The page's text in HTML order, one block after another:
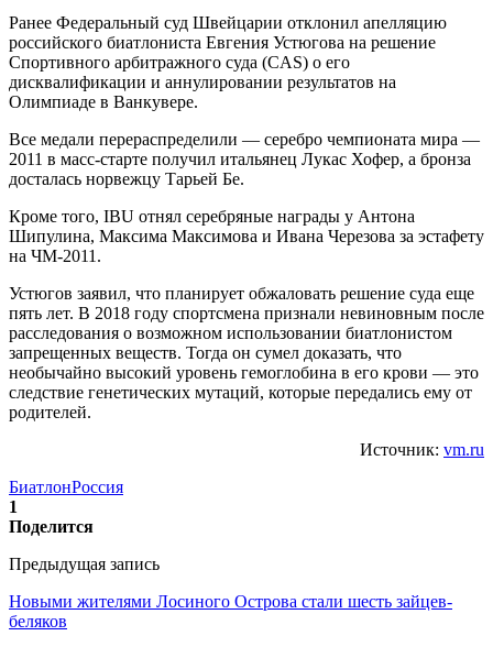
Ранее Федеральный суд Швейцарии отклонил апелляцию
российского биатлониста Евгения Устюгова на решение
Спортивного арбитражного суда (CAS) о его
дисквалификации и аннулировании результатов на
Олимпиаде в Ванкувере.
Все медали перераспределили — серебро чемпионата мира —
2011 в масс-старте получил итальянец Лукас Хофер, а бронза
досталась норвежцу Тарьей Бе.
Кроме того, IBU отнял серебряные награды у Антона
Шипулина, Максима Максимова и Ивана Черезова за эстафету
на ЧМ-2011.
Устюгов заявил, что планирует обжаловать решение суда еще
пять лет. В 2018 году спортсмена признали невиновным после
расследования о возможном использовании биатлонистом
запрещенных веществ. Тогда он сумел доказать, что
необычайно высокий уровень гемоглобина в его крови — это
следствие генетических мутаций, которые передались ему от
родителей.
Источник: vm.ru
БиатлонРоссия
1
Поделится
Предыдущая запись
Новыми жителями Лосиного Острова стали шесть зайцев-
беляков